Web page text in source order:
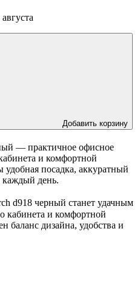
Добавить корзину
— практичное офисное
и комфортной
посадка, аккуратный
день.
d918 черный станет удачным
кабинета и комфортной
баланс дизайна, удобства и